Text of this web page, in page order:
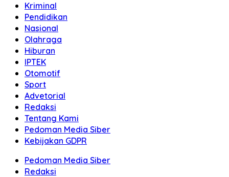
Kriminal
Pendidikan
Nasional
Olahraga
Hiburan
IPTEK
Otomotif
Sport
Advetorial
Redaksi
Tentang Kami
Pedoman Media Siber
Kebijakan GDPR
Pedoman Media Siber
Redaksi